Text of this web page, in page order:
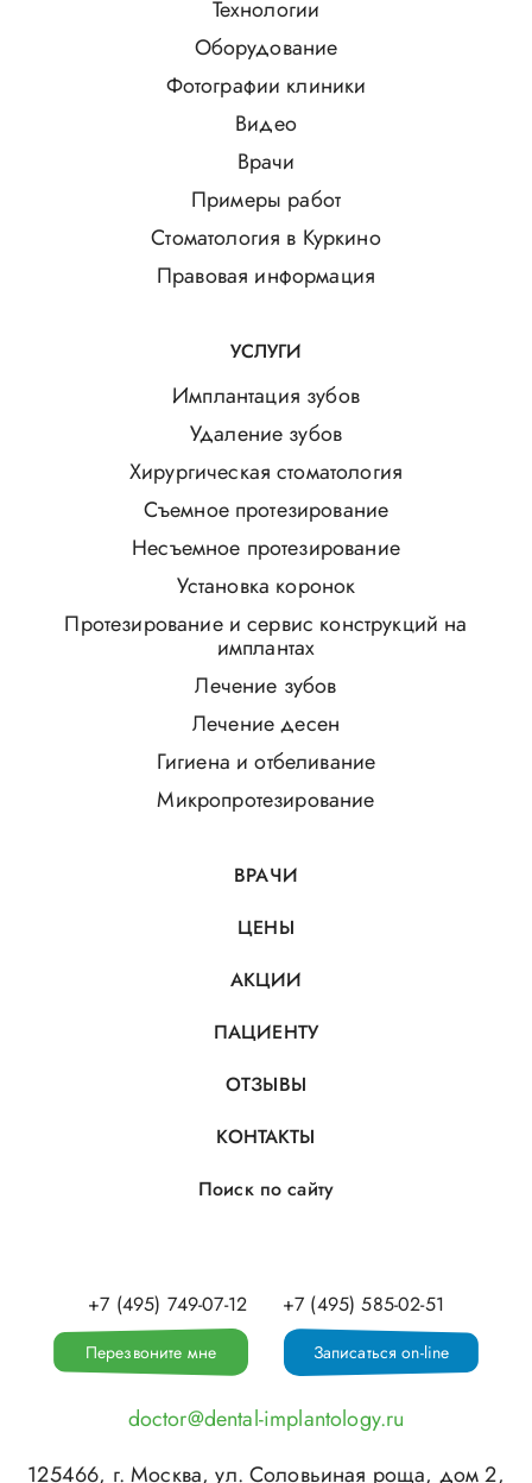
Технологии
Оборудование
Фотографии клиники
Видео
Врачи
Примеры работ
Стоматология в Куркино
Правовая информация
УСЛУГИ
Имплантация зубов
Удаление зубов
Хирургическая стоматология
Съемное протезирование
Несъемное протезирование
Установка коронок
Протезирование и сервис конструкций на
имплантах
Лечение зубов
Лечение десен
Гигиена и отбеливание
Микропротезирование
ВРАЧИ
ЦЕНЫ
АКЦИИ
ПАЦИЕНТУ
ОТЗЫВЫ
КОНТАКТЫ
Поиск по сайту
+7 (495) 749-07-12 +7 (495) 585-02-51
Перезвоните мне Записаться on-line
doctor@dental-implantology.ru
125466, г.Москва,ул. Соловьиная роща, дом 2,